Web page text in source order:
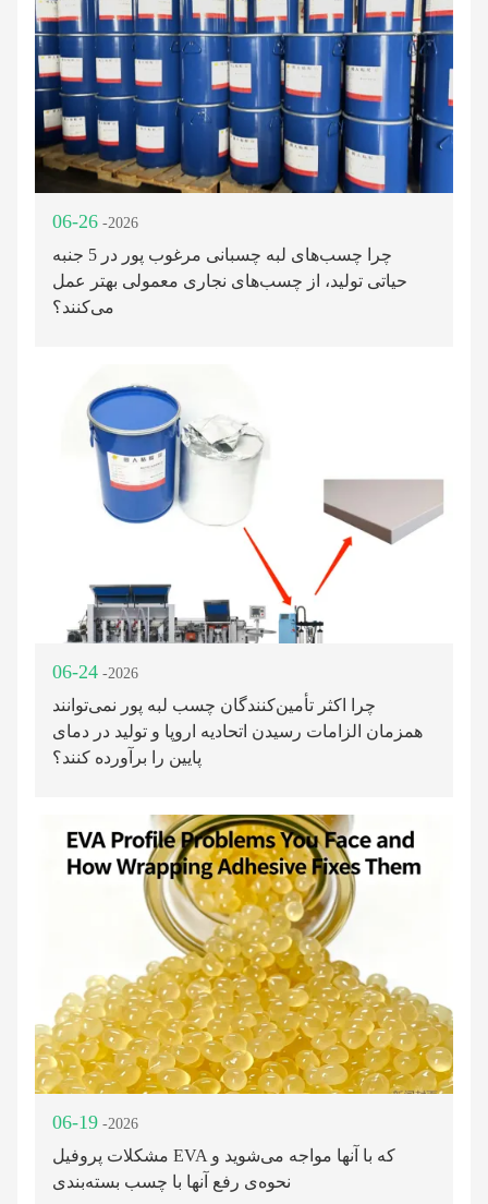
06-26 -2026
چرا چسب‌های لبه چسبانی مرغوب پور در 5 جنبه
حیاتی تولید، از چسب‌های نجاری معمولی بهتر عمل
می‌کنند؟
06-24 -2026
چرا اکثر تأمین‌کنندگان چسب لبه پور نمی‌توانند
همزمان الزامات رسیدن اتحادیه اروپا و تولید در دمای
پایین را برآورده کنند؟
06-19 -2026
مشکلات پروفیل EVA که با آنها مواجه می‌شوید و
نحوه‌ی رفع آنها با چسب بسته‌بندی